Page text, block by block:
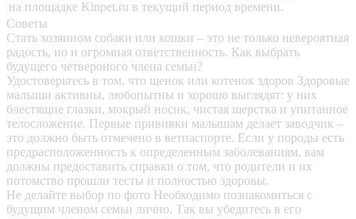
на площадке Kinpet.ru в текущий период времени.
Советы
Стать хозяином собаки или кошки – это не только невероятная
радость, но и огромная ответственность. Как выбрать
будущего четвероного члена семьи?
Удостоверьтесь в том, что щенок или котенок здоров Здоровые
малыши активны, любопытны и хорошо выглядят: у них
блестящие глазки, мокрый носик, чистая шерстка и упитанное
телосложение. Первые прививки малышам делает заводчик –
это должно быть отмечено в ветпаспорте. Если у породы есть
предрасположенность к определенным заболеваниям, вам
должны предоставить справки о том, что родители и их
потомство прошли тесты и полностью здоровы.
Не делайте выбор по фото Необходимо познакомиться с
будущим членом семьи лично. Так вы убедитесь в его